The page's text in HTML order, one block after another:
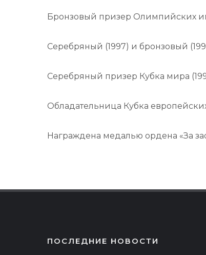
Бронзовый призер Олимпийских
Серебряный (1997) и бронзовый
Серебряный призер Кубка мира
Обладательница Кубка
Награждена медалью ордена «За
ПОСЛЕДНИЕ НОВОСТИ